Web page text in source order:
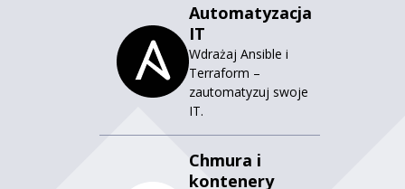
Automatyzacja
IT
Wdrażaj Ansible i
Terraform –
zautomatyzuj swoje
IT.
Chmura i
kontenery